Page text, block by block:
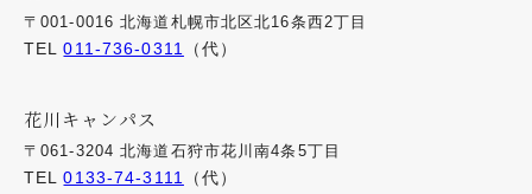
〒001-0016 北海道札幌市北区北16条西2丁目
TEL011-736-0311 （代）
花川キャンパス
〒061-3204 北海道石狩市花川南4条5丁目
TEL0133-74-3111 （代）